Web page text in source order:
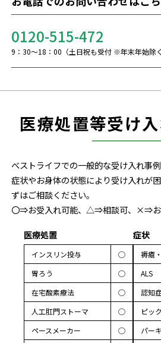
0120-515-472
9：30～18：00（土日祝も受付 ※年末年始除く
医療処置等受け
べストライフでの一般的な受け入れ事例
症状やお身体の状態により受け入れが
ずはご相談ください。
〇⇒お受入れ可能、△⇒相談可、×⇒お
医療処置
インスリン投与
◯
胃ろう
◯
在宅酸素療法
◯
人工肛門ストーマ
◯
ペースメーカー
◯
症状
褥瘡
ALS
認知
ピッ
パー